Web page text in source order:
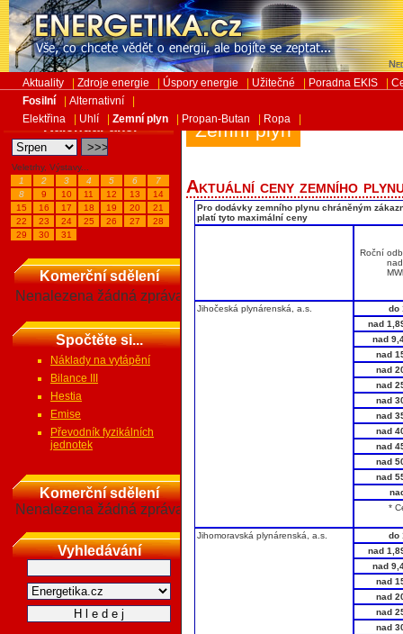
Aktuality Zdroje energie Úspory energie Užitečné Poradna EKIS
Fosilní
Alternativní
Elektřina
Uhlí Zemní plyn Propan-Butan Ropa
Kalendář akcí
Veletrhy, Výstavy...
1
2 3 4 5 6
7
8
9 10 11 12 13
14
15
16 17 18 19 20
21
22
23 24 25 26 27
28
29
30 31
Komerční sdělení
Nenalezena žádná zpráva
Spočtěte si...
Náklady na vytápění
Bilance III
Hestia
Emise
Převodník fyzikálních
jednotek
Komerční sdělení
Nenalezena žádná zpráva
Vyhledávání
Zemní plyn
Aktuální ceny zemního
Pro dodávky zemního plynu chráněným
platí tyto maximální ceny
Roční
Jihočeská plynárenská, a.s.
do
nad
nad
nad
nad
nad
nad
nad
nad
nad
nad
nad
*
Jihomoravská plynárenská, a.s.
do
nad
nad
nad
nad
nad
nad